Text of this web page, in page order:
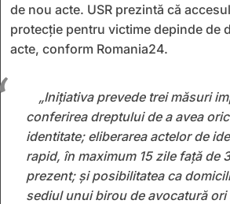
de nou acte. USR prezintă că
protecție pentru victime depinde de
acte, conform Romania24.
„Inițiativa prevede trei măsuri
conferirea dreptului de a avea
identitate; eliberarea actelor de
rapid, în maximum 15 zile față de
prezent; și posibilitatea ca
sediul unui birou de avocatură